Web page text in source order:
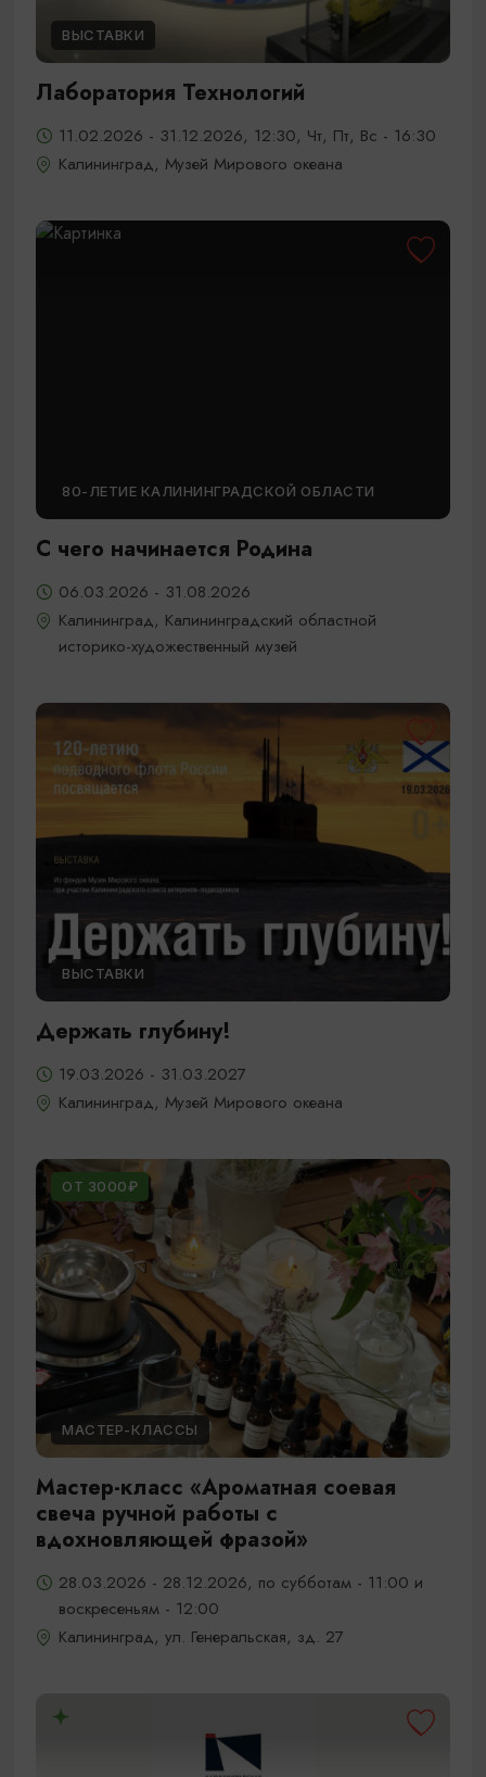
ВЫСТАВКИ
Лаборатория Технологий
11.02.2026 - 31.12.2026, 12:30, Чт, Пт, Вс - 16:30
Калининград, Музей Мирового океана
80-ЛЕТИЕ КАЛИНИНГРАДСКОЙ ОБЛАСТИ
С чего начинается Родина
06.03.2026 - 31.08.2026
Калининград, Калининградский областной
историко-художественный музей
ВЫСТАВКИ
Держать глубину!
19.03.2026 - 31.03.2027
Калининград, Музей Мирового океана
ОТ 3000₽
МАСТЕР-КЛАССЫ
Мастер-класс «Ароматная соевая
свеча ручной работы с
вдохновляющей фразой»
28.03.2026 - 28.12.2026, по субботам - 11:00 и
воскресеньям - 12:00
Калининград, ул. Генеральская, зд. 27